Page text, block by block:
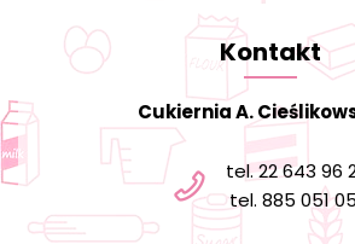
Kontakt
Cukiernia A.
tel. 22 643 96
tel. 885 051